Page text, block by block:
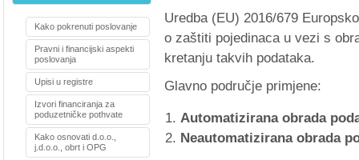
Kako pokrenuti poslovanje
Pravni i financijski aspekti
poslovanja
Upisi u registre
Izvori financiranja za
poduzetničke pothvate
Kako osnovati d.o.o.,
j.d.o.o., obrt i OPG
Uredba (EU) 2016/679
o zaštiti pojedinaca u vezi s
kretanju takvih podataka.
Glavno područje primjene:
Automatizirana obrada
Neautomatizirana obrada